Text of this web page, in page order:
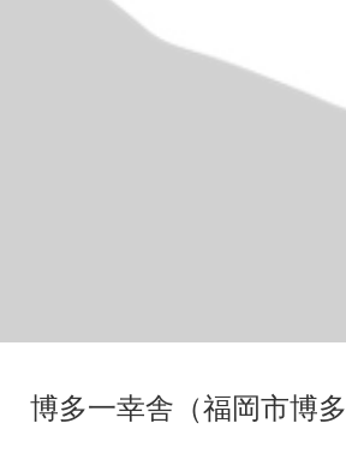
博多一幸舎（福岡市博多